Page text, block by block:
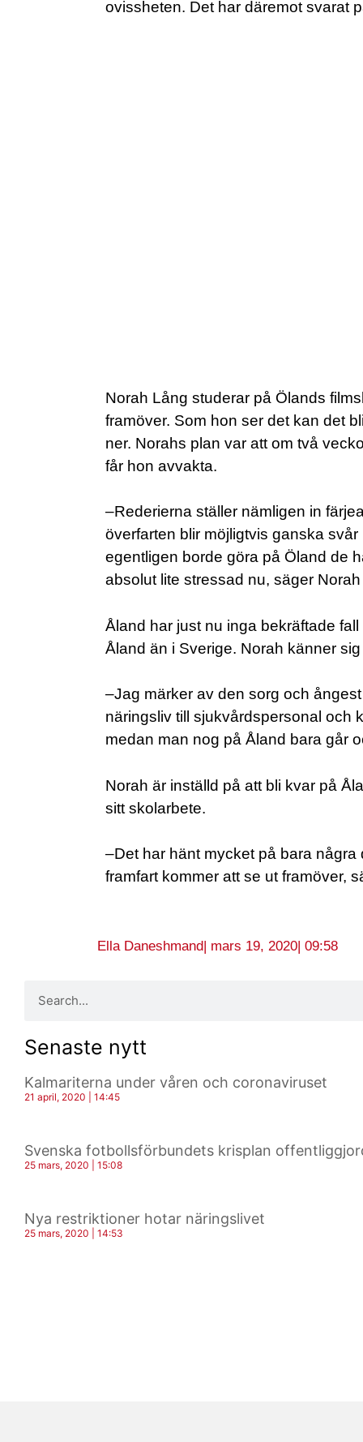
ovissheten. Det har däremot svarat
Norah Lång studerar på Ölands
framöver. Som hon ser det kan det
ner. Norahs plan var att om två
får hon avvakta.
–Rederierna ställer nämligen in
överfarten blir möjligtvis ganska
egentligen borde göra på Öland de
absolut lite stressad nu, säger Norah
Åland har just nu inga bekräftade
Åland än i Sverige. Norah känner
–Jag märker av den sorg och
näringsliv till sjukvårdspersonal och
medan man nog på Åland bara går
Norah är inställd på att bli kvar på
sitt skolarbete.
–Det har hänt mycket på bara
framfart kommer att se ut framöver,
Ella Daneshmand| mars 19, 2020| 09:58
Senaste nytt
Kalmariterna under våren och coronaviruset
21 april, 2020 14:45
Svenska fotbollsförbundets krisplan
25 mars, 2020 15:08
Nya restriktioner hotar näringslivet
25 mars, 2020 14:53